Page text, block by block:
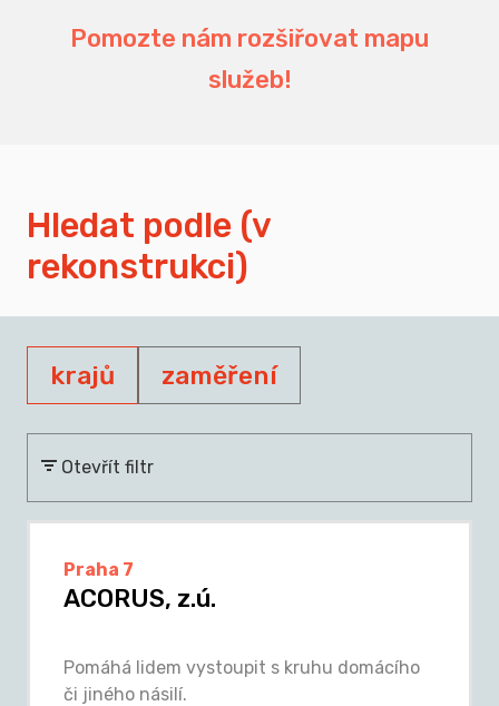
Pomozte nám rozšiřovat mapu
služeb!
Hledat podle (v
rekonstrukci)
krajů zaměření
Otevřít filtr
Praha 7
ACORUS, z.ú.
Pomáhá lidem vystoupit s kruhu domácího
či jiného násilí.